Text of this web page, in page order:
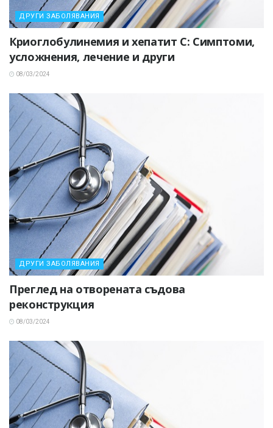
ДРУГИ ЗАБОЛЯВАНИЯ
Криоглобулинемия и хепатит C: Симптоми,
усложнения, лечение и други
08/03/2024
ДРУГИ ЗАБОЛЯВАНИЯ
Преглед на отворената съдова
реконструкция
08/03/2024